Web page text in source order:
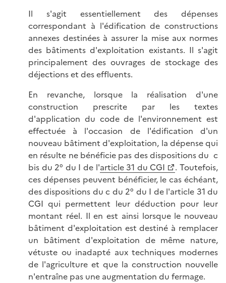
Il s'agit essentiellement des dépenses
correspondant à l'édification de constructions
annexes destinées à assurer la mise aux normes
des bâtiments d'exploitation existants. Il s'agit
principalement des ouvrages de stockage des
déjections et des effluents.
En revanche, lorsque la réalisation d'une
construction prescrite par les textes
d'application du code de l'environnement est
effectuée à l'occasion de l'édification d'un
nouveau bâtiment d'exploitation, la dépense qui
en résulte ne bénéficie pas des dispositions du c
bis du 2° du I de l'article 31 du CGI
. Toutefois,
ces dépenses peuvent bénéficier, le cas échéant,
des dispositions du c du 2° du I de l'article 31 du
CGI qui permettent leur déduction pour leur
montant réel. Il en est ainsi lorsque le nouveau
bâtiment d'exploitation est destiné à remplacer
un bâtiment d'exploitation de même nature,
vétuste ou inadapté aux techniques modernes
de l'agriculture et que la construction nouvelle
n'entraîne pas une augmentation du fermage.